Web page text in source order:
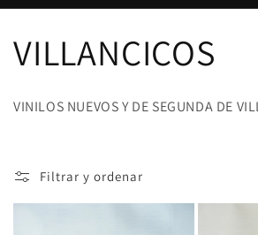
C
o
e
VILLANCICOS
VINILOS NUEVOS Y DE SEGUNDA DE
Filtrar y ordenar